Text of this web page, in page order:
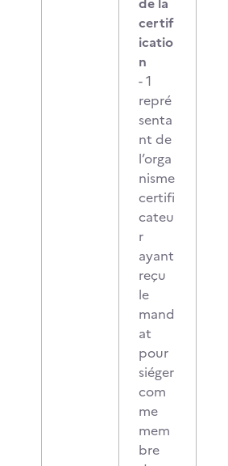
certif
icatio
n
- 1
repré
senta
nt de
l’orga
nisme
certifi
cateu
r
ayant
reçu
le
mand
at
pour
siéger
com
me
mem
bre